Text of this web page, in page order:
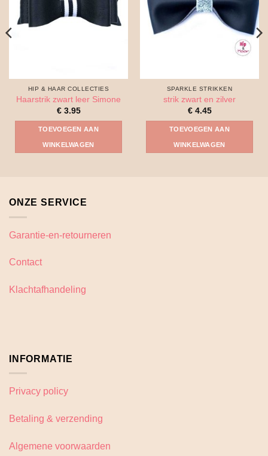
HIP & HAAR COLLECTIES
Haarstrik zwart leer Simone
€3.95
TOEVOEGEN AAN
WINKELWAGEN
SPARKLE STRIKKEN
strik zwart en zilver
€4.45
TOEVOEGEN AAN
WINKELWAGEN
ONZE SERVICE
Garantie-en-retourneren
Contact
Klachtafhandeling
INFORMATIE
Privacy policy
Betaling & verzending
Algemene voorwaarden